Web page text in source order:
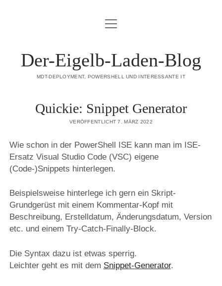
DATENSCHUTZERKLÄRUNG
mastodon
Menü
öffnen
Der-Eigelb-Laden-Blog
MDT-DEPLOYMENT, POWERSHELL UND INTERESSANTE IT
Quickie: Snippet Generator
VERÖFFENTLICHT 7. MÄRZ 2022
Wie schon in der PowerShell ISE kann man im ISE-
Ersatz Visual Studio Code (VSC) eigene
(Code-)Snippets hinterlegen.
Beispielsweise hinterlege ich gern ein Skript-
Grundgerüst mit einem Kommentar-Kopf mit
Beschreibung, Erstelldatum, Änderungsdatum, Version
etc. und einem Try-Catch-Finally-Block.
Die Syntax dazu ist etwas sperrig.
Leichter geht es mit dem Snippet-Generator.